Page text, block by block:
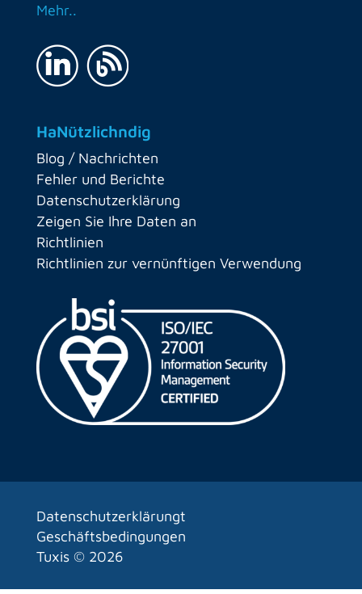
Mehr..
HaNützlichndig
Blog / Nachrichten
Fehler und Berichte
Datenschutzerklärung
Zeigen Sie Ihre Daten an
Richtlinien
Richtlinien zur vernünftigen Verwendung
Datenschutzerklärungt
Geschäftsbedingungen
Tuxis © 2026